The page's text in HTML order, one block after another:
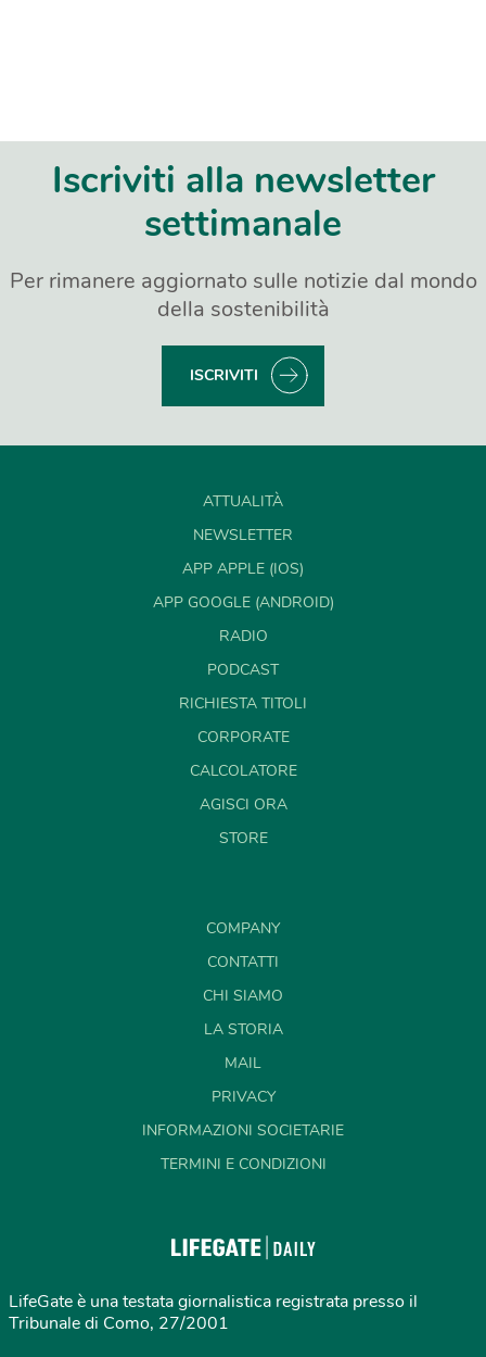
Iscriviti alla newsletter
settimanale
Per rimanere aggiornato sulle notizie dal mondo
della sostenibilità
ISCRIVITI
ATTUALITÀ
NEWSLETTER
APP APPLE (IOS)
APP GOOGLE (ANDROID)
RADIO
PODCAST
RICHIESTA TITOLI
CORPORATE
CALCOLATORE
AGISCI ORA
STORE
COMPANY
CONTATTI
CHI SIAMO
LA STORIA
MAIL
PRIVACY
INFORMAZIONI SOCIETARIE
TERMINI E CONDIZIONI
LifeGate è una testata giornalistica registrata presso il
Tribunale di Como, 27/2001